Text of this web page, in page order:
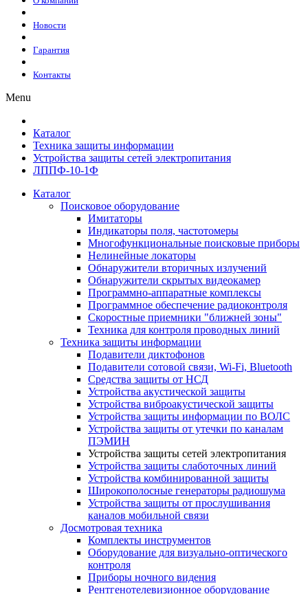
Новости
Гарантия
Контакты
Menu
Каталог
Техника защиты информации
Устройства защиты сетей электропитания
ЛППФ-10-1Ф
Каталог
Поисковое оборудование
Имитаторы
Индикаторы поля, частотомеры
Многофункциональные поисковые приборы
Нелинейные локаторы
Обнаружители вторичных излучений
Обнаружители скрытых видеокамер
Программно-аппаратные комплексы
Программное обеспечение радиоконтроля
Скоростные приемники "ближней зоны"
Техника для контроля проводных линий
Техника защиты информации
Подавители диктофонов
Подавители сотовой связи, Wi-Fi, Bluetooth
Средства защиты от НСД
Устройства акустической защиты
Устройства виброакустической защиты
Устройства защиты информации по ВОЛС
Устройства защиты от утечки по каналам
ПЭМИН
Устройства защиты сетей электропитания
Устройства защиты слаботочных линий
Устройства комбинированной защиты
Широкополосные генераторы радиошума
Устройства защиты от прослушивания
каналов мобильной связи
Досмотровая техника
Комплекты инструментов
Оборудование для визуально-оптического
контроля
Приборы ночного видения
Рентгенотелевизионное оборудование